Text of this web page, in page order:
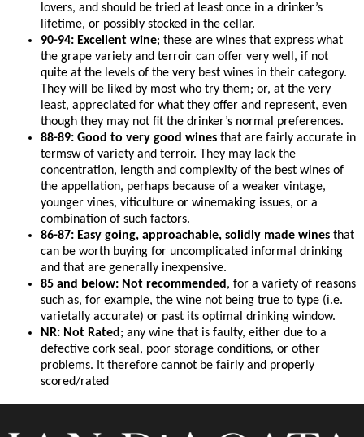
lovers, and should be tried at least once in a drinker’s
lifetime, or possibly stocked in the cellar.
90-94: Excellent wine; these are wines that express what
the grape variety and terroir can offer very well, if not
quite at the levels of the very best wines in their category.
They will be liked by most who try them; or, at the very
least, appreciated for what they offer and represent, even
though they may not fit the drinker’s normal preferences.
88-89: Good to very good wines that are fairly accurate in
termsw of variety and terroir. They may lack the
concentration, length and complexity of the best wines of
the appellation, perhaps because of a weaker vintage,
younger vines, viticulture or winemaking issues, or a
combination of such factors.
86-87: Easy going, approachable, solidly made wines that
can be worth buying for uncomplicated informal drinking
and that are generally inexpensive.
85 and below: Not recommended , for a variety of reasons
such as, for example, the wine not being true to type (i.e.
varietally accurate) or past its optimal drinking window.
NR: Not Rated ; any wine that is faulty, either due to a
defective cork seal, poor storage conditions, or other
problems. It therefore cannot be fairly and properly
scored/rated